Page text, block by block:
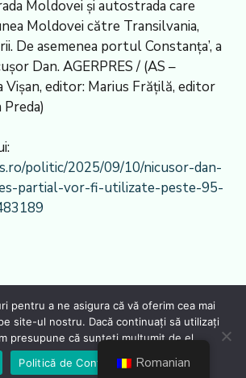
Moldovei și autostrada care
Moldovei către Transilvania,
De asemenea portul Constanța’, a
Dan. AGERPRES / (AS –
Vișan, editor: Marius Frățilă, editor
politic/2025/09/10/nicusor-dan-
partial-vor-fi-utilizate-peste-95-
Romanian
pentru a ne asigura că vă oferim cea mai
site-ul nostru. Dacă continuați să utilizați
presupune că sunteți mulțumit de el.
Politică de Confidențialiate